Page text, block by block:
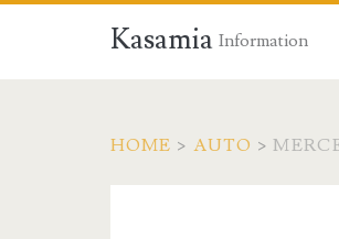
Kasamia Information
HOME > AUTO >